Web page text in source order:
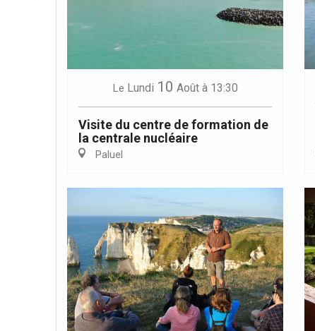
Forges-les-Eaux
Paris 1h30
Le Lundi 10 Août à 13:30
Visite du centre de formation de
la centrale nucléaire
Paluel